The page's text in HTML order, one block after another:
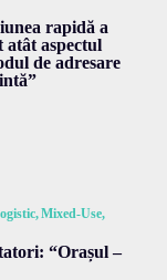
rapidă a
aspectul
de adresare
Mixed-Use
“Orașul –